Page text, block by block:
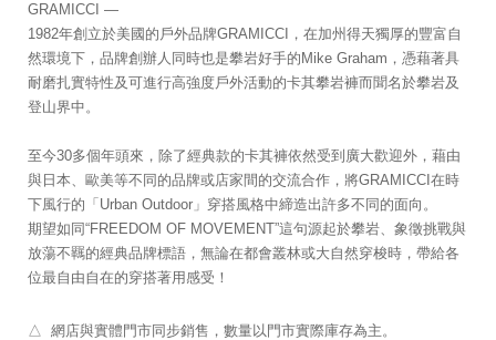
GRAMICCI —
1982年創立於美國的戶外品牌GRAMICCI，在加州得天獨厚的豐富自
然環境下，品牌創辦人同時也是攀岩好手的Mike Graham，憑藉著具
耐磨扎實特性及可進行高強度戶外活動的卡其攀岩褲而聞名於攀岩及
登山界中。
至今30多個年頭來，除了經典款的卡其褲依然受到廣大歡迎外，藉由
與日本、歐美等不同的品牌或店家間的交流合作，將GRAMICCI在時
下風行的「Urban Outdoor」穿搭風格中締造出許多不同的面向。
期望如同“FREEDOM OF MOVEMENT”這句源起於攀岩、象徵挑戰與
放蕩不羈的經典品牌標語，無論在都會叢林或大自然穿梭時，帶給各
位最自由自在的穿搭著用感受！
△ 網店與實體門市同步銷售，數量以門市實際庫存為主。